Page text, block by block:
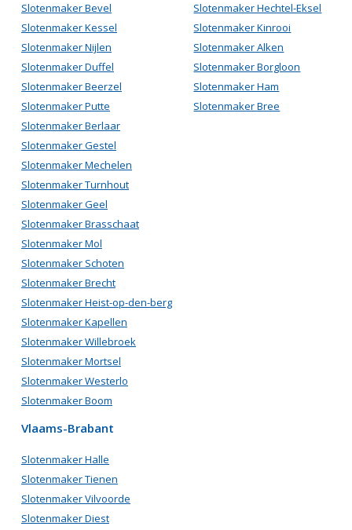
Slotenmaker Bevel
Slotenmaker Kessel
Slotenmaker Nijlen
Slotenmaker Duffel
Slotenmaker Beerzel
Slotenmaker Putte
Slotenmaker Berlaar
Slotenmaker Gestel
Slotenmaker Mechelen
Slotenmaker Turnhout
Slotenmaker Geel
Slotenmaker Brasschaat
Slotenmaker Mol
Slotenmaker Schoten
Slotenmaker Brecht
Slotenmaker Heist-op-den-berg
Slotenmaker Kapellen
Slotenmaker Willebroek
Slotenmaker Mortsel
Slotenmaker Westerlo
Slotenmaker Boom
Slotenmaker Hechtel-Eksel
Slotenmaker Kinrooi
Slotenmaker Alken
Slotenmaker Borgloon
Slotenmaker Ham
Slotenmaker Bree
Vlaams-Brabant
Slotenmaker Halle
Slotenmaker Tienen
Slotenmaker Vilvoorde
Slotenmaker Diest